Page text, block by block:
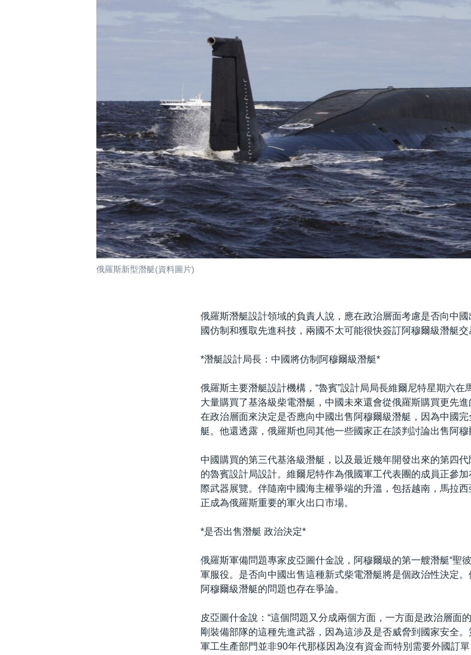
俄羅斯新型潛艇(資料圖片)
俄羅斯潛艇設計領域的負責人說，應在政治層面考慮是否向中
國仿制和獲取先進科技，兩國不太可能很快簽訂阿穆爾級潛艇交
*潛艇設計局長：中國將仿制阿穆爾級潛艇*
俄羅斯主要潛艇設計機構，“魯賓”設計局局長維爾尼特星期六
大量購買了基洛級柴電潛艇，中國未來還會從俄羅斯購買更先
在政治層面來決定是否應向中國出售阿穆爾級潛艇，因為中國
艇。他還透露，俄羅斯也同其他一些國家正在談判討論出售阿穆
中國購買的第三代基洛級潛艇，以及最近幾年開發出來的第四
的魯賓設計局設計。維爾尼特作為俄國軍工代表團的成員正參
際武器展覽。伴隨南中國海主權爭端的升溫，包括越南，馬拉
正成為俄羅斯重要的軍火出口市場。
*是否出售潛艇 政治決定*
俄羅斯軍備問題專家皮亞圖什金說，阿穆爾級的第一艘潛艇“聖
軍服役。是否向中國出售這種新式柴電潛艇將是個政治性決定
阿穆爾級潛艇的問題也存在爭論。
皮亞圖什金說：“這個問題又分成兩個方面，一方面是政治層面
剛裝備部隊的這種先進武器，因為這涉及是否威脅到國家安全
軍工生產部門並非90年代那樣因為沒有資金而特別需要外國訂